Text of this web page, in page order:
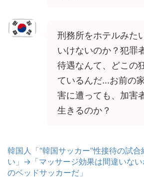
刑務所をホテルみた
いけないのか？犯罪
待遇なんて、どこの
ているんだ…お前の
害に遭っても、加害
生きるのか？
韓国人「“韓国サッカー”性接待の試合
い」→「マッサージ効果は間違いな
のベッドサッカーだ」